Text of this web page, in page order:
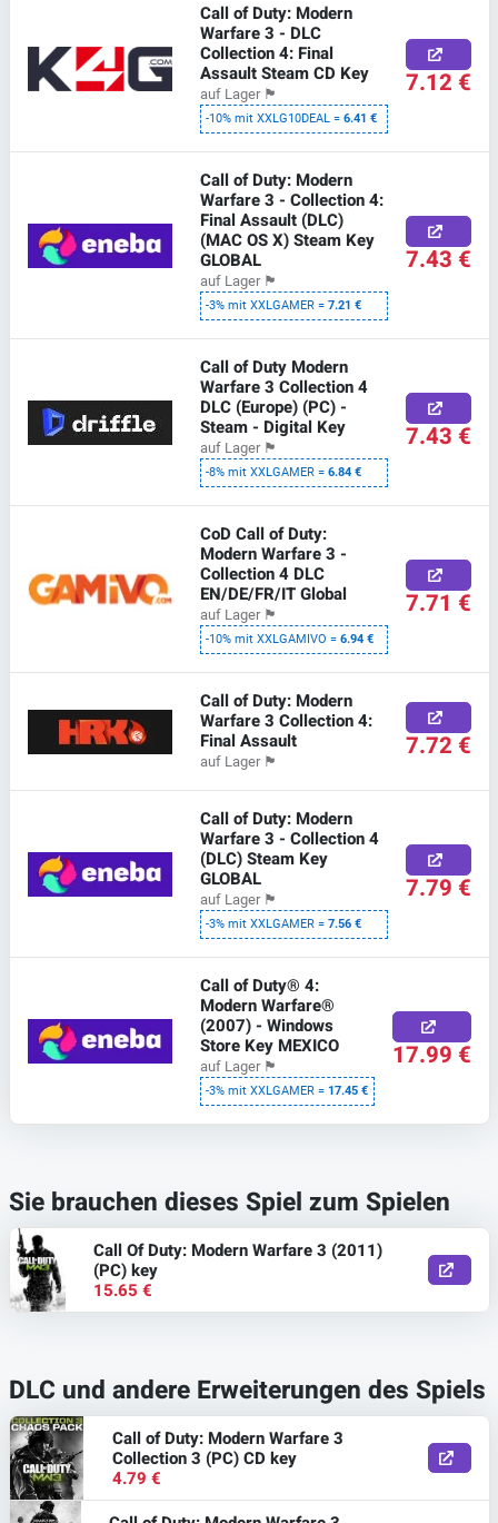
Call of Duty: Modern
Warfare 3 - DLC
Collection 4: Final
Assault Steam CD Key
auf Lager 🏴
-10% mit XXLG10DEAL =6.41 €
7.12 €
Call of Duty: Modern
Warfare 3 - Collection 4:
Final Assault (DLC)
(MAC OS X) Steam Key
GLOBAL
auf Lager 🏴
-3% mit XXLGAMER =7.21 €
7.43 €
Call of Duty Modern
Warfare 3 Collection 4
DLC (Europe) (PC) -
Steam - Digital Key
auf Lager 🏴
-8% mit XXLGAMER =6.84 €
7.43 €
CoD Call of Duty:
Modern Warfare 3 -
Collection 4 DLC
EN/DE/FR/IT Global
auf Lager 🏴
-10% mit XXLGAMIVO =6.94 €
7.71 €
Call of Duty: Modern
Warfare 3 Collection 4:
Final Assault
auf Lager 🏴 7.72 €
Call of Duty: Modern
Warfare 3 - Collection 4
(DLC) Steam Key
GLOBAL
auf Lager 🏴
-3% mit XXLGAMER =7.56 €
7.79 €
Call of Duty® 4:
Modern Warfare®
(2007) - Windows
Store Key MEXICO
auf Lager 🏴
-3% mit XXLGAMER =17.45 €
17.99 €
Sie brauchen dieses Spiel zum Spielen
Call Of Duty: Modern Warfare 3 (2011)
(PC) key
15.65 €
DLC und andere Erweiterungen des Spiels
Call of Duty: Modern Warfare 3
Collection 3 (PC) CD key
4.79 €